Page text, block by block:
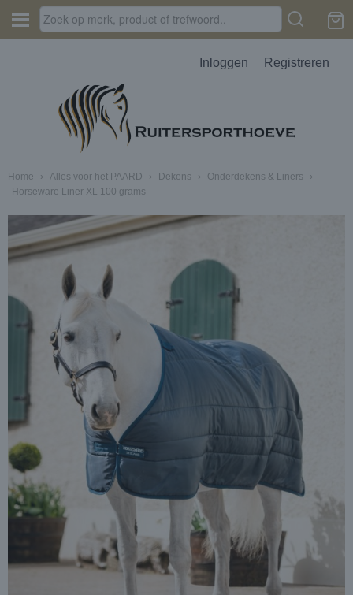
Inloggen Registreren
Home › Alles voor het PAARD › Dekens › Onderdekens & Liners
›
Horseware Liner XL 100 grams